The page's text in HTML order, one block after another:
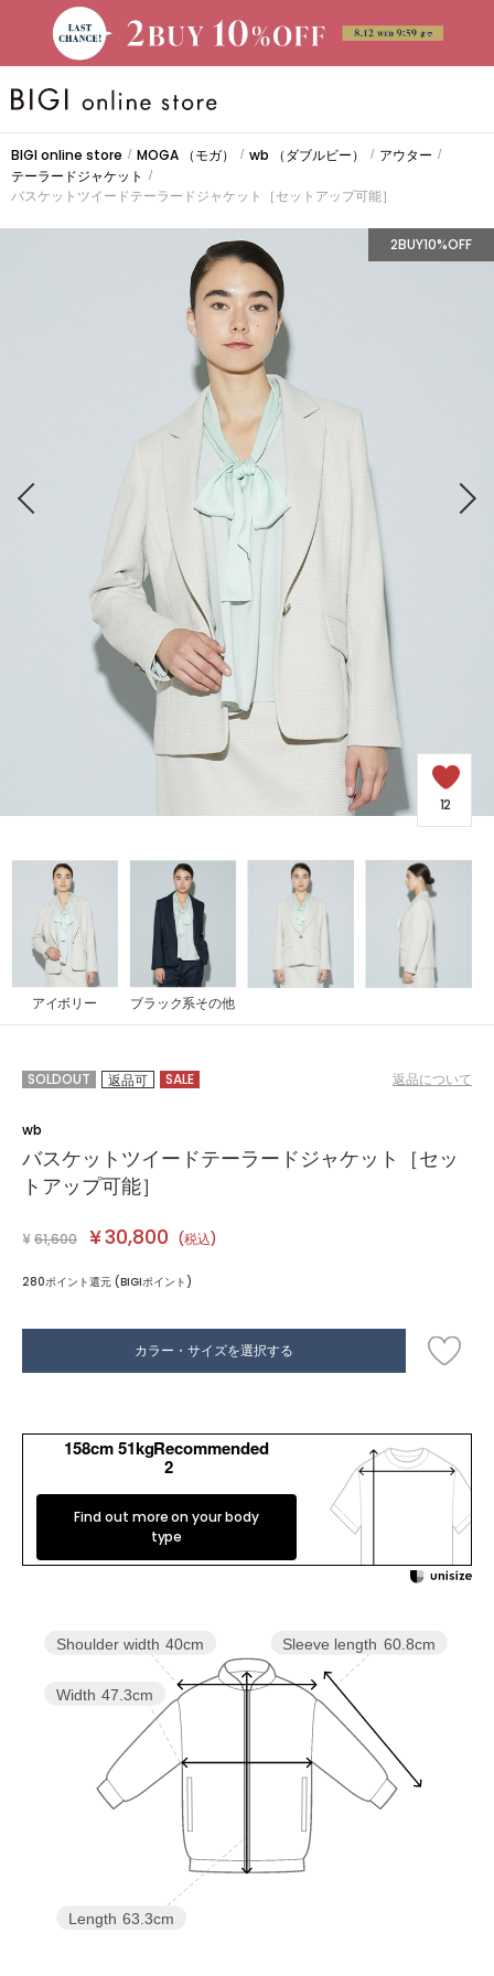
BRAND
大きいサイズ
COORDINATE
OUTLET
BIGI online store / MOGA （モガ） / wb （ダブルビー） / アウター /
テーラードジャケット /
バスケットツイードテーラードジャケット［セットアップ可能］
2BUY10%OFF
12
アイボリー ブラック系その他
SOLDOUT 返品可 SALE 返品について
wb
バスケットツイードテーラードジャケット［セッ
トアップ可能］
¥ 61,600 ¥30,800 (税込)
280ポイント還元 (BIGIポイント)
カラー・サイズを選択する
158cm 51kgRecommended
2
Find out more on your body
type
Sleeve length 60.8cm
Length 63.3cm
Width 47.3cm
Shoulder width 40cm